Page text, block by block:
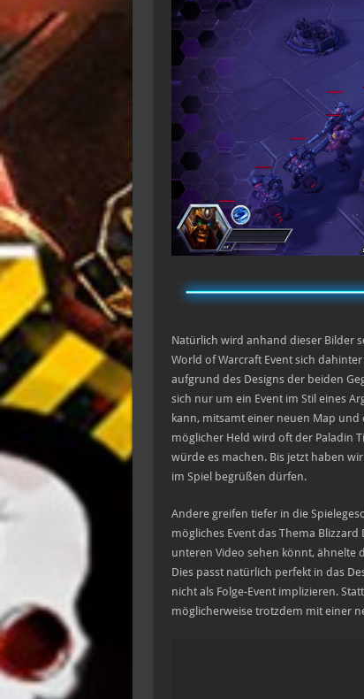
Natürlich wird anhand dieser Bilder
World of Warcraft Event sich
aufgrund des Designs der beiden
sich nur um ein Event im Stil eines
kann, mitsamt einer neuen Map und
möglicher Held wird oft der Paladin
würde es machen. Bis jetzt haben
im Spiel begrüßen dürfen.
Andere greifen tiefer in die
mögliches Event das Thema Blizzard
unteren Video sehen könnt, ähnelte
Dies passt natürlich perfekt in das
nicht als Folge-Event implizieren.
möglicherweise trotzdem mit einer